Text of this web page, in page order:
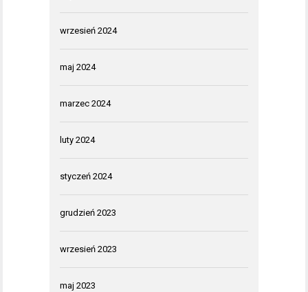
wrzesień 2024
maj 2024
marzec 2024
luty 2024
styczeń 2024
grudzień 2023
wrzesień 2023
maj 2023